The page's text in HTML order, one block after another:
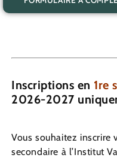
Inscriptions en 1re
2026-2027
Vous souhaitez inscrire
secondaire à l’Institut